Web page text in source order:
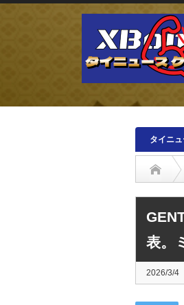
タイニ
表。
2026/3/4